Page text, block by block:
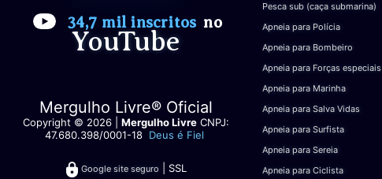
34,7 mil inscritos no
YouTube
Mergulho Livre® Oficial
Copyright © 2026 |Mergulho Livre CNPJ:
47.680.398/0001-18 Deus é Fiel
Google site seguro | SSL
Pesca sub (caça submarina)
Apneia para Polícia
Apneia para Bombeiro
Apneia para Forças especiais
Apneia para Marinha
Apneia para Salva Vidas
Apneia para Surfista
Apneia para Sereia
Apneia para Ciclista